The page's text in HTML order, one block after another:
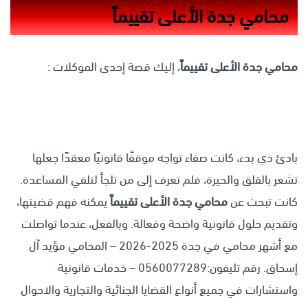
محامي جدة الأعلى تقييماً
محامي جدة الأعلى تقييماً، إليك قصة إحدى الموكلات :
بادئ ذي بدء، كانت صفاء تواجه موقفًا قانونيًا معقدًا جعلها
تشعر بالقلق والحيرة، فلم تعرف إلى من تلجأ لتلقي المساعدة.
كانت تبحث عنمحامي جدة الأعلى تقييماًيمكنه فهم قضيتها،
وتقديم حلول قانونية واضحة وفعالة. وبالفعل، عندما تواصلت
مع أشهر محامي في جدة 2025-2026 – المحامي مؤيد آل
إسحاق. رقم تليفون:0560077289 – خدمات قانونية
واستشارات في جميع أنواع القضايا الجنائية والتجارية والاحوال